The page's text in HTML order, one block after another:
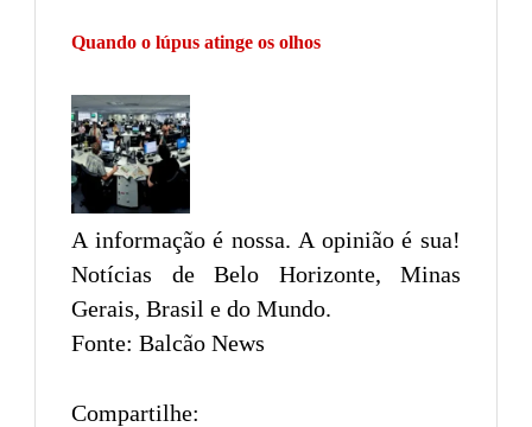
Quando o lúpus atinge os olhos
A informação é nossa. A opinião é sua!
Notícias de Belo Horizonte, Minas
Gerais, Brasil e do Mundo.
Fonte: Balcão News
Compartilhe: